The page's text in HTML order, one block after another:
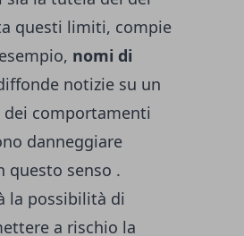
questi limiti, compie
nomi di
notizie su un
comportamenti
danneggiare
questo senso .
la possibilità di
a rischio la